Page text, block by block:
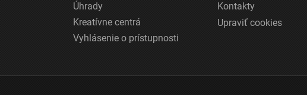
Úhrady
Kreatívne centrá
Vyhlásenie o prístupnosti
Kontakty
Upraviť cookies